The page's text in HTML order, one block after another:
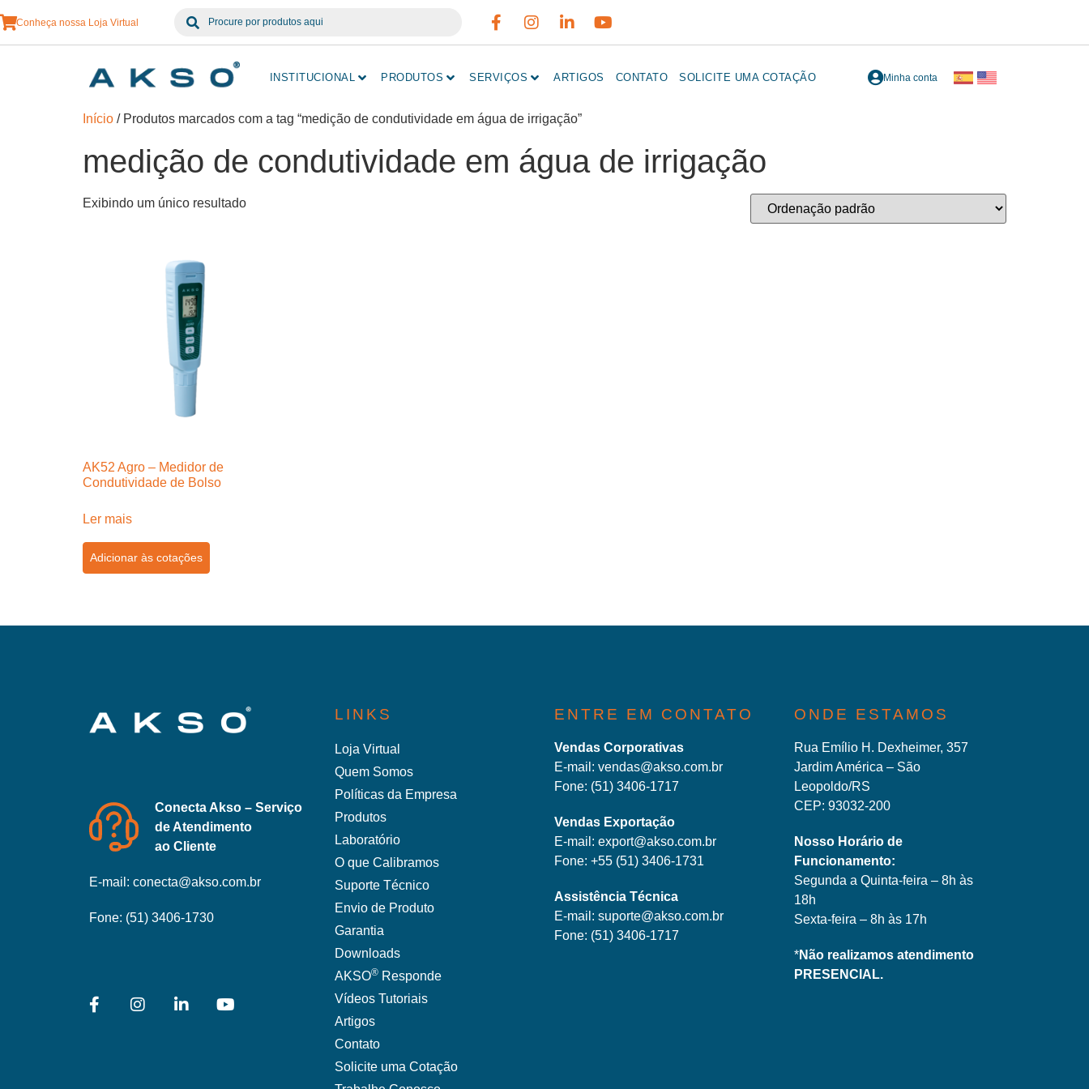
Conheça nossa Loja Virtual
INSTITUCIONAL PRODUTOS SERVIÇOS ARTIGOS CONTATO SOLICITE UMA COTAÇÃO Minha conta
Início / Produtos marcados com a tag “medição de condutividade em água de irrigação”
medição de condutividade em água de irrigação
Exibindo um único resultado
AK52 Agro – Medidor de
Condutividade de Bolso
Ler mais
Adicionar às cotações
Conecta Akso – Serviço
de Atendimento
ao Cliente
E-mail: conecta@akso.com.br
Fone: (51) 3406-1730
LINKS
Loja Virtual
Quem Somos
Políticas da Empresa
Produtos
Laboratório
O que Calibramos
Suporte Técnico
Envio de Produto
Garantia
Downloads
AKSO® Responde
Vídeos Tutoriais
Artigos
Contato
Solicite uma Cotação
ENTRE EM CONTATO
Vendas Corporativas
E-mail:vendas@akso.com.br
Fone: (51) 3406-1717
Vendas Exportação
E-mail:export@akso.com.br
Fone:+55 (51) 3406-1731
Assistência Técnica
E-mail:suporte@akso.com.br
Fone: (51) 3406-1717
ONDE ESTAMOS
Rua Emílio H. Dexheimer, 357
Jardim América – São
Leopoldo/RS
CEP: 93032-200
Nosso Horário de
Funcionamento:
Segunda a Quinta-feira – 8h às
18h
Sexta-feira – 8h às 17h
*Não realizamos atendimento
PRESENCIAL.